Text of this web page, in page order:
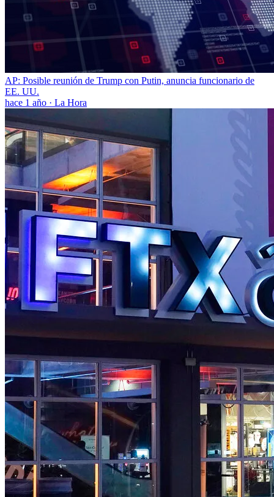
AP: Posible reunión de Trump con Putin, anuncia funcionario de
EE. UU.
hace 1 año · La Hora